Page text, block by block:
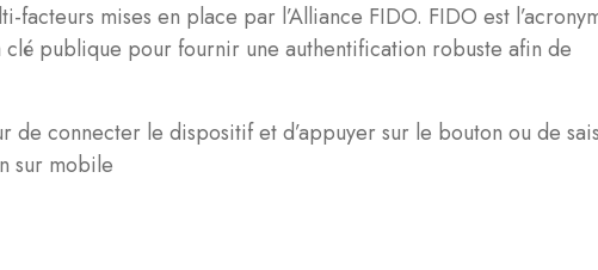
mises en place par l’Alliance FIDO. FIDO est
publique pour fournir une authentification robuste afin de
de connecter le dispositif et d’appuyer sur le bouton ou de
sur mobile